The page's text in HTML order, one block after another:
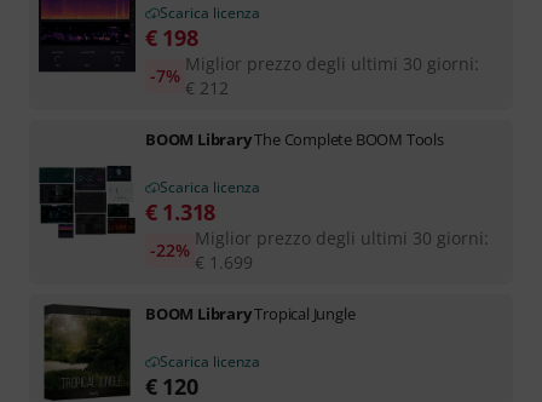
Scarica licenza
€ 198
Miglior prezzo degli ultimi 30 giorni:
€ 212
-7%
BOOM LibraryThe Complete BOOM Tools
Scarica licenza
€ 1.318
Miglior prezzo degli ultimi 30 giorni:
€ 1.699
-22%
BOOM LibraryTropical Jungle
Scarica licenza
€ 120